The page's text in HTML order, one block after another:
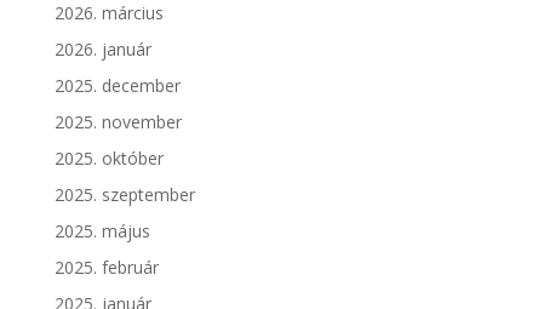
2026. március
2026. január
2025. december
2025. november
2025. október
2025. szeptember
2025. május
2025. február
2025. január